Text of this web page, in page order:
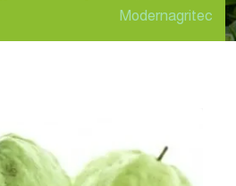
Modernagritec